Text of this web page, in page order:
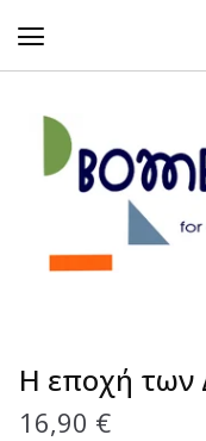
H εποχή των
16,90 €